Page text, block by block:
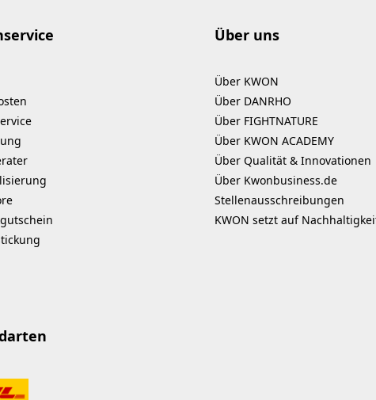
Über uns
Über KWON
Über DANRHO
Über FIGHTNATURE
Über KWON ACADEMY
Über Qualität & Innovationen
Über Kwonbusiness.de
Stellenausschreibungen
KWON setzt auf